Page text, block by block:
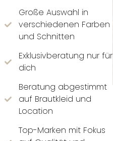
Große Auswahl in
verschiedenen Farben
und Schnitten
Exklusivberatung nur für
dich
Beratung abgestimmt
auf Brautkleid und
Location
Top-Marken mit Fokus